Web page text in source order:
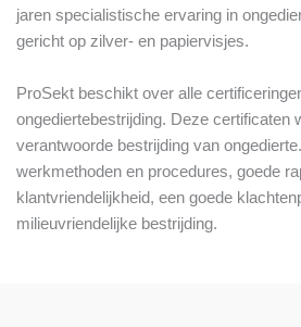
jaren specialistische ervaring in
gericht op zilver- en papiervisjes.
ProSekt beschikt over alle
ongediertebestrijding. Deze certificaten
verantwoorde bestrijding van
werkmethoden en procedures, goede
klantvriendelijkheid, een goede
milieuvriendelijke bestrijding.